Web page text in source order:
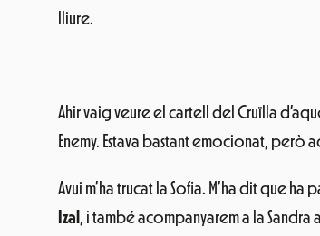
lliure.
Ahir vaig veure el cartell del Cruïlla
Enemy. Estava bastant emocionat,
Avui m’ha trucat la Sofia. M’ha dit que
Izal , i també acompanyarem a la Sandra